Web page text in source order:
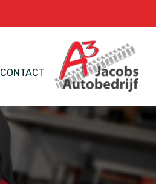
CONTACT